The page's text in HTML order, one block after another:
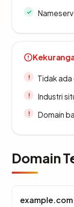
Tidak ada
Industri
Domain
Domain
example.com